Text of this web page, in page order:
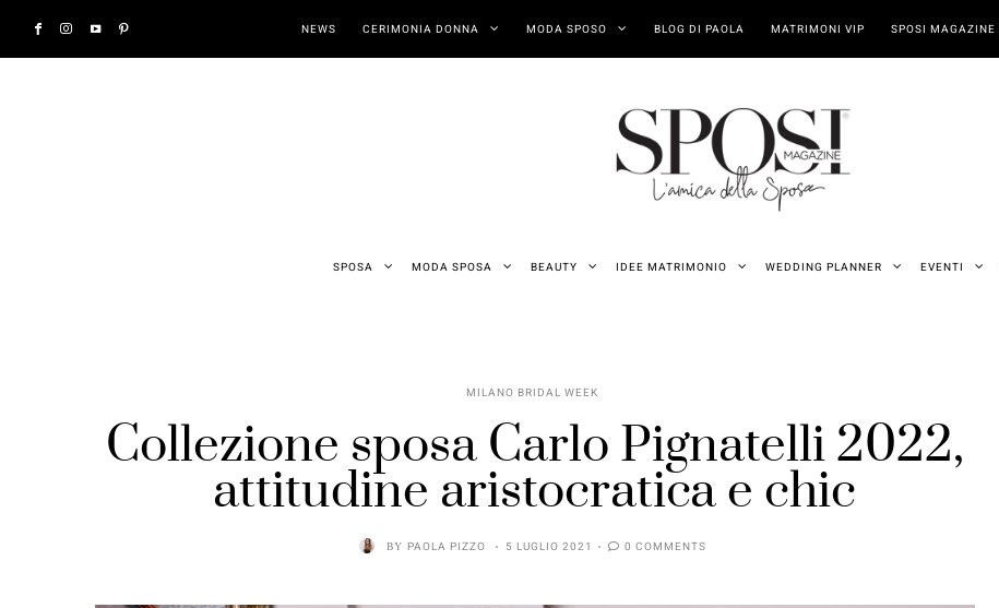
NEWS CERIMONIA DONNA MODA SPOSO BLOG DI PAOLA MATRIMONI VIP SPOSI MAGAZINE
SPOSA MODA SPOSA BEAUTY IDEE MATRIMONIO WEDDING PLANNER EVENTI
MILANO BRIDAL WEEK
Collezione sposa Carlo Pignatelli 2022,
attitudine aristocratica e chic
BY PAOLA PIZZO 5 LUGLIO 2021 0 COMMENTS